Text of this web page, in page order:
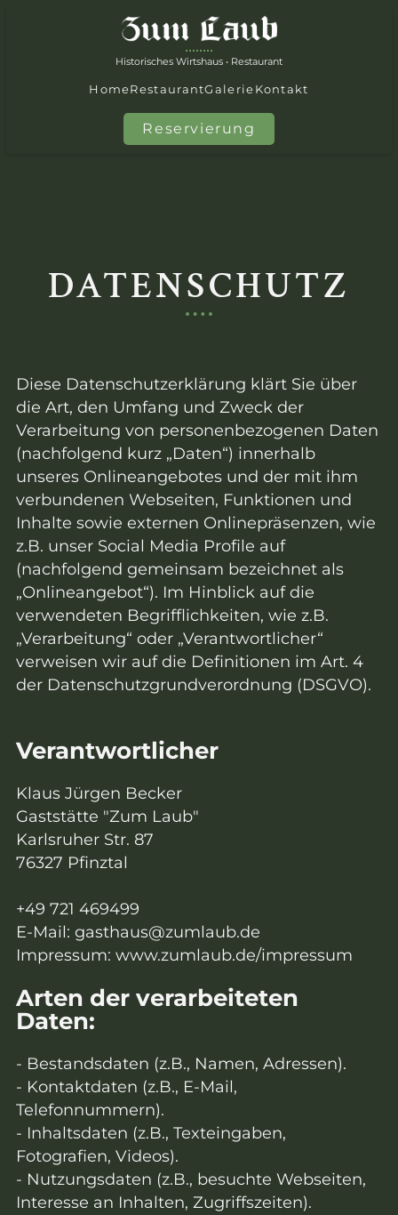
Historisches Wirtshaus • Restaurant
HomeRestaurantGalerieKontakt
Reservierung
DATENSCHUTZ
Diese Datenschutzerklärung klärt Sie über
die Art, den Umfang und Zweck der
Verarbeitung von personenbezogenen Daten
(nachfolgend kurz „Daten“) innerhalb
unseres Onlineangebotes und der mit ihm
verbundenen Webseiten, Funktionen und
Inhalte sowie externen Onlinepräsenzen, wie
z.B. unser Social Media Profile auf
(nachfolgend gemeinsam bezeichnet als
„Onlineangebot“). Im Hinblick auf die
verwendeten Begrifflichkeiten, wie z.B.
„Verarbeitung“ oder „Verantwortlicher“
verweisen wir auf die Definitionen im Art. 4
der Datenschutzgrundverordnung (DSGVO).
Verantwortlicher
Klaus Jürgen Becker
Gaststätte "Zum Laub"
Karlsruher Str. 87
76327 Pfinztal
+49 721 469499
E-Mail: gasthaus@zumlaub.de
Impressum: www.zumlaub.de/impressum
Arten der verarbeiteten
Daten:
- Bestandsdaten (z.B., Namen, Adressen).
- Kontaktdaten (z.B., E-Mail,
Telefonnummern).
- Inhaltsdaten (z.B., Texteingaben,
Fotografien, Videos).
- Nutzungsdaten (z.B., besuchte Webseiten,
Interesse an Inhalten, Zugriffszeiten).